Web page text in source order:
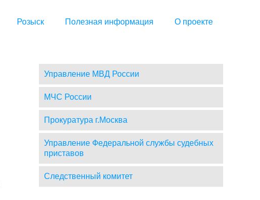
Розыск Полезная информация О проекте
Управление МВД России
МЧС России
Прокуратура г.Москва
Управление Федеральной службы судебных
приставов
Следственный комитет